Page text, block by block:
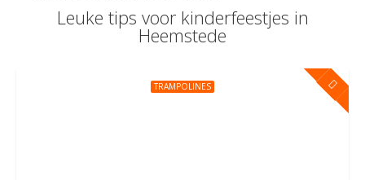
Leuke tips voor kinderfeestjes in
Heemstede
TRAMPOLINES